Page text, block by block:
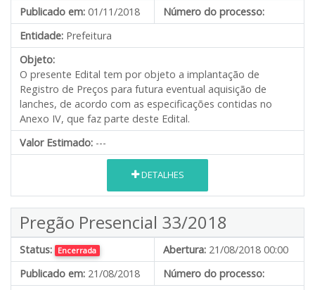
Publicado em: 01/11/2018
Número do processo:
Entidade: Prefeitura
Objeto:
O presente Edital tem por objeto a implantação de
Registro de Preços para futura eventual aquisição de
lanches, de acordo com as especificações contidas no
Anexo IV, que faz parte deste Edital.
Valor Estimado: ---
DETALHES
Pregão Presencial 33/2018
Status: Encerrada Abertura: 21/08/2018 00:00
Publicado em: 21/08/2018
Número do processo: